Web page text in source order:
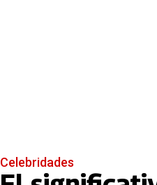
Celebridades